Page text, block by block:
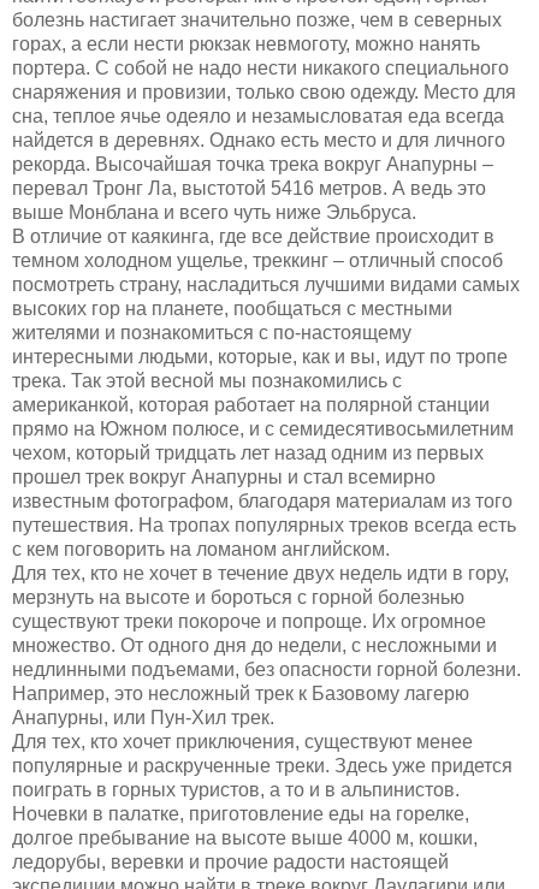
болезнь настигает значительно позже, чем в северных
горах, а если нести рюкзак невмоготу, можно нанять
портера. С собой не надо нести никакого специального
снаряжения и провизии, только свою одежду. Место для
сна, теплое ячье одеяло и незамысловатая еда всегда
найдется в деревнях. Однако есть место и для личного
рекорда. Высочайшая точка трека вокруг Анапурны –
перевал Тронг Ла, выстотой 5416 метров. А ведь это
выше Монблана и всего чуть ниже Эльбруса.
В отличие от каякинга, где все действие происходит в
темном холодном ущелье, треккинг – отличный способ
посмотреть страну, насладиться лучшими видами самых
высоких гор на планете, пообщаться с местными
жителями и познакомиться с по-настоящему
интересными людьми, которые, как и вы, идут по тропе
трека. Так этой весной мы познакомились с
американкой, которая работает на полярной станции
прямо на Южном полюсе, и с семидесятивосьмилетним
чехом, который тридцать лет назад одним из первых
прошел трек вокруг Анапурны и стал всемирно
известным фотографом, благодаря материалам из того
путешествия. На тропах популярных треков всегда есть
с кем поговорить на ломаном английском.
Для тех, кто не хочет в течение двух недель идти в гору,
мерзнуть на высоте и бороться с горной болезнью
существуют треки покороче и попроще. Их огромное
множество. От одного дня до недели, с несложными и
недлинными подъемами, без опасности горной болезни.
Например, это несложный трек к Базовому лагерю
Анапурны, или Пун-Хил трек.
Для тех, кто хочет приключения, существуют менее
популярные и раскрученные треки. Здесь уже придется
поиграть в горных туристов, а то и в альпинистов.
Ночевки в палатке, приготовление еды на горелке,
долгое пребывание на высоте выше 4000 м, кошки,
ледорубы, веревки и прочие радости настоящей